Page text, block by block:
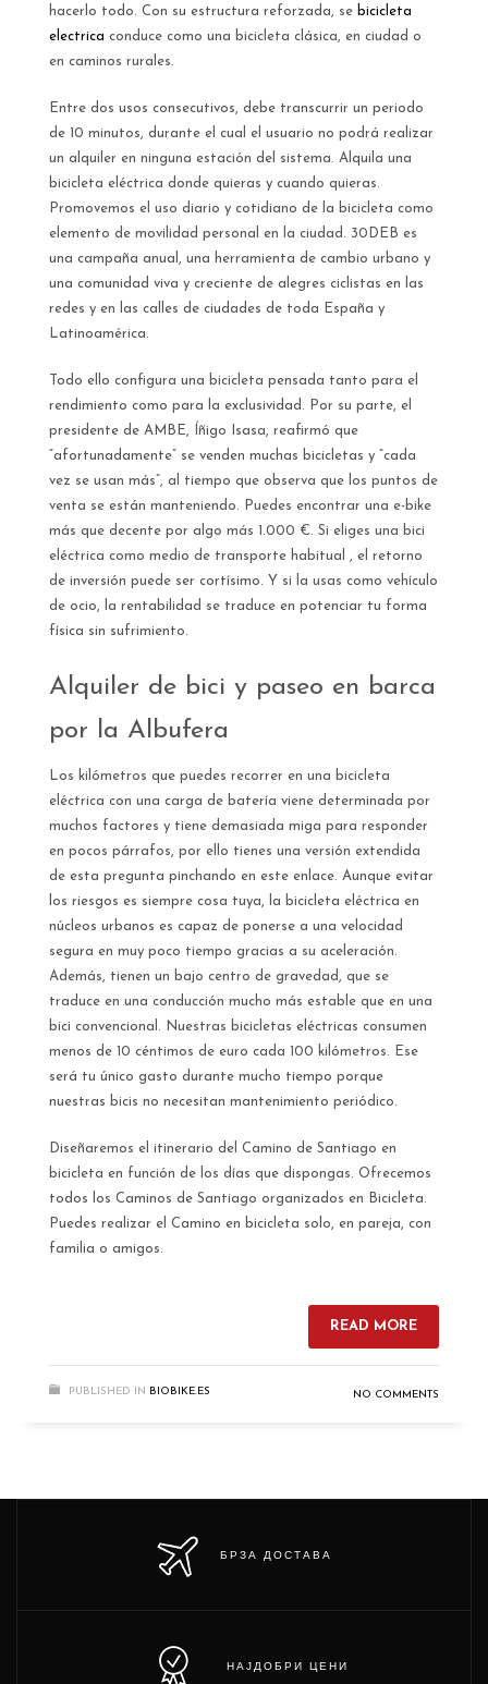
hacerlo todo. Con su estructura reforzada, se bicicleta
electrica conduce como una bicicleta clásica, en ciudad o
en caminos rurales.
Entre dos usos consecutivos, debe transcurrir un periodo
de 10 minutos, durante el cual el usuario no podrá realizar
un alquiler en ninguna estación del sistema. Alquila una
bicicleta eléctrica donde quieras y cuando quieras.
Promovemos el uso diario y cotidiano de la bicicleta como
elemento de movilidad personal en la ciudad. 30DEB es
una campaña anual, una herramienta de cambio urbano y
una comunidad viva y creciente de alegres ciclistas en las
redes y en las calles de ciudades de toda España y
Latinoamérica.
Todo ello configura una bicicleta pensada tanto para el
rendimiento como para la exclusividad. Por su parte, el
presidente de AMBE, Íñigo Isasa, reafirmó que
“afortunadamente” se venden muchas bicicletas y “cada
vez se usan más”, al tiempo que observa que los puntos de
venta se están manteniendo. Puedes encontrar una e-bike
más que decente por algo más 1.000 €. Si eliges una bici
eléctrica como medio de transporte habitual , el retorno
de inversión puede ser cortísimo. Y si la usas como vehículo
de ocio, la rentabilidad se traduce en potenciar tu forma
física sin sufrimiento.
Alquiler de bici y paseo en barca
por la Albufera
Los kilómetros que puedes recorrer en una bicicleta
eléctrica con una carga de batería viene determinada por
muchos factores y tiene demasiada miga para responder
en pocos párrafos, por ello tienes una versión extendida
de esta pregunta pinchando en este enlace. Aunque evitar
los riesgos es siempre cosa tuya, la bicicleta eléctrica en
núcleos urbanos es capaz de ponerse a una velocidad
segura en muy poco tiempo gracias a su aceleración.
Además, tienen un bajo centro de gravedad, que se
traduce en una conducción mucho más estable que en una
bici convencional. Nuestras bicicletas eléctricas consumen
menos de 10 céntimos de euro cada 100 kilómetros. Ese
será tu único gasto durante mucho tiempo porque
nuestras bicis no necesitan mantenimiento periódico.
Diseñaremos el itinerario del Camino de Santiago en
bicicleta en función de los días que dispongas. Ofrecemos
todos los Caminos de Santiago organizados en Bicicleta.
Puedes realizar el Camino en bicicleta solo, en pareja, con
familia o amigos.
READ MORE
PUBLISHED IN BIOBIKE.ES NO COMMENTS
БРЗА ДОСТАВА
НАЈДОБРИ ЦЕНИ